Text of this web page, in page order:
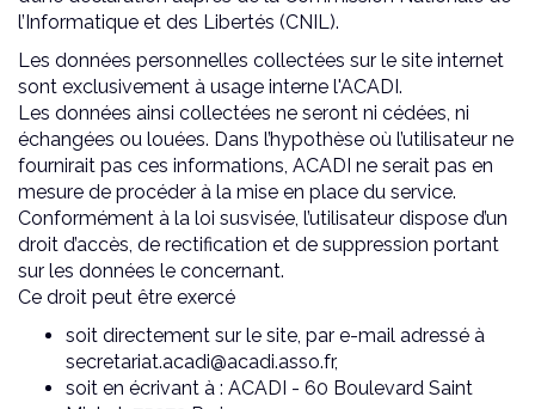
l’Informatique et des Libertés (CNIL).
Les données personnelles collectées sur le site internet
sont exclusivement à usage interne l'ACADI.
Les données ainsi collectées ne seront ni cédées, ni
échangées ou louées. Dans l’hypothèse où l’utilisateur ne
fournirait pas ces informations, ACADI ne serait pas en
mesure de procéder à la mise en place du service.
Conformément à la loi susvisée, l’utilisateur dispose d’un
droit d’accès, de rectification et de suppression portant
sur les données le concernant.
Ce droit peut être exercé
soit directement sur le site, par e-mail adressé à
secretariat.acadi@acadi.asso.fr,
soit en écrivant à : ACADI - 60 Boulevard Saint